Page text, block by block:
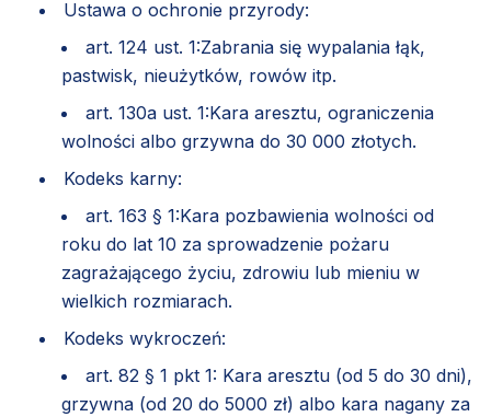
Ustawa o ochronie przyrody:
art. 124 ust. 1:Zabrania się wypalania łąk,
pastwisk, nieużytków, rowów itp.
art. 130a ust. 1:Kara aresztu, ograniczenia
wolności albo grzywna do 30 000 złotych.
Kodeks karny:
art. 163 § 1:Kara pozbawienia wolności od
roku do lat 10 za sprowadzenie pożaru
zagrażającego życiu, zdrowiu lub mieniu w
wielkich rozmiarach.
Kodeks wykroczeń:
art. 82 § 1 pkt 1: Kara aresztu (od 5 do 30 dni),
grzywna (od 20 do 5000 zł) albo kara nagany za